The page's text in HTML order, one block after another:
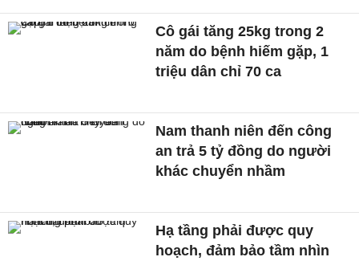
Cô gái tăng 25kg trong 2
năm do bệnh hiếm gặp, 1
triệu dân chỉ 70 ca
Nam thanh niên đến công
an trả 5 tỷ đồng do người
khác chuyển nhầm
Hạ tầng phải được quy
hoạch, đảm bảo tầm nhìn